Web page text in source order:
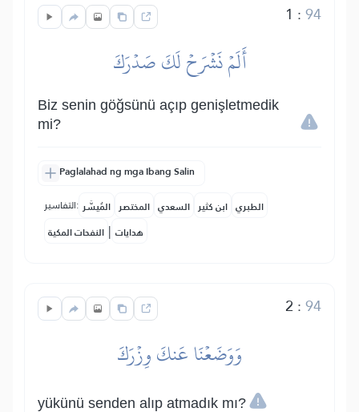
1 :94
أَلَمۡ نَشۡرَحۡ لَكَ صَدۡرَكَ
Biz senin göğsünü açıp genişletmedik
mi?
Paglalahad ng mga Ibang Salin
التفاسير: المُيسَّر المختصر السعدي ابن كثير الطبري
النفحات المكية | هدايات
2 :94
وَوَضَعۡنَا عَنكَ وِزۡرَكَ
yükünü senden alıp atmadık mı?